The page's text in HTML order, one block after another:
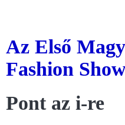
Az Első
Fashion
Pont az i-re